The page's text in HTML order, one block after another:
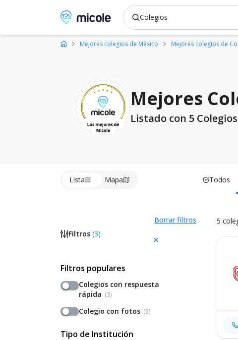
Micole, buscador de colegios
Mejores colegios de México Mejores colegios de
Mejores
Listado con 5
Lista Mapa Todos
Filtros (3)
Borrar filtros
Filtros populares
Colegios con respuesta
rápida (3)
Colegio con fotos (3)
Tipo de Institución
5